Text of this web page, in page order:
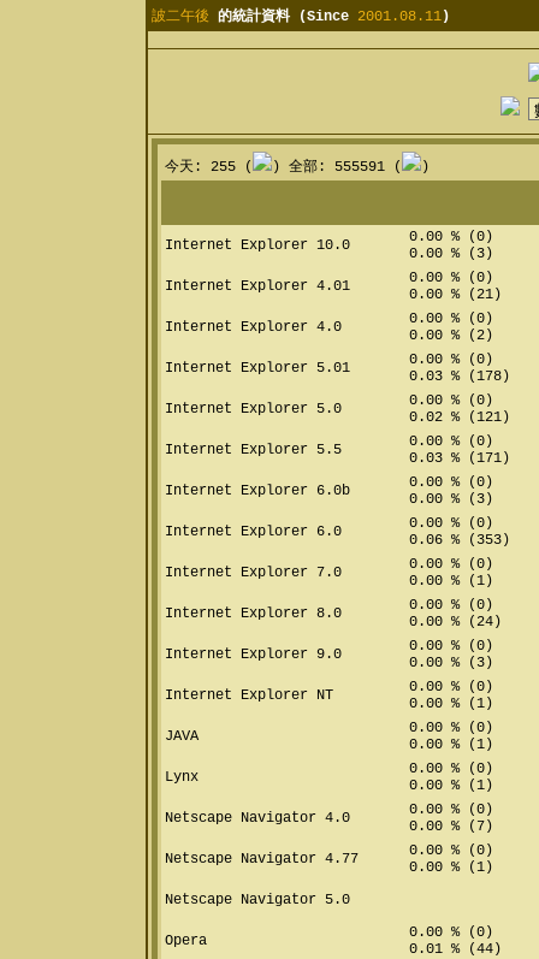
詖二午後 的統計資料 (Since 2001.08.11)
今天: 255 ( ) 全部: 555591 ( )
Internet Explorer 10.0
0.00 % (0)
0.00 % (3)
Internet Explorer 4.01
0.00 % (0)
0.00 % (21)
Internet Explorer 4.0
0.00 % (0)
0.00 % (2)
Internet Explorer 5.01
0.00 % (0)
0.03 % (178)
Internet Explorer 5.0
0.00 % (0)
0.02 % (121)
Internet Explorer 5.5
0.00 % (0)
0.03 % (171)
Internet Explorer 6.0b
0.00 % (0)
0.00 % (3)
Internet Explorer 6.0
0.00 % (0)
0.06 % (353)
Internet Explorer 7.0
0.00 % (0)
0.00 % (1)
Internet Explorer 8.0
0.00 % (0)
0.00 % (24)
Internet Explorer 9.0
0.00 % (0)
0.00 % (3)
Internet Explorer NT
0.00 % (0)
0.00 % (1)
JAVA
0.00 % (0)
0.00 % (1)
Lynx
0.00 % (0)
0.00 % (1)
Netscape Navigator 4.0
0.00 % (0)
0.00 % (7)
Netscape Navigator 4.77
0.00 % (0)
0.00 % (1)
Netscape Navigator 5.0
Opera
0.00 % (0)
0.01 % (44)